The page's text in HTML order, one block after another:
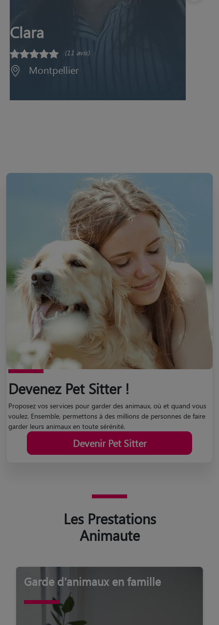
Clara
(11 avis)
Montpellier
Devenez Pet Sitter !
Proposez vos services pour garder des animaux, où et quand vous
voulez. Ensemble, permettons à des millions de personnes de faire
garder leurs animaux en toute sérénité.
Devenir Pet Sitter
Les Prestations
Animaute
Garde d'animaux en famille